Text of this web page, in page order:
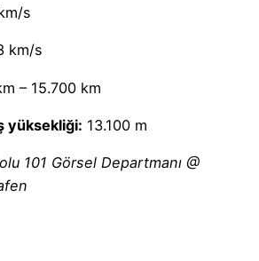
s
km/s
– 15.700 km
yüksekliği: 13.100 m
101 Görsel Departmanı @